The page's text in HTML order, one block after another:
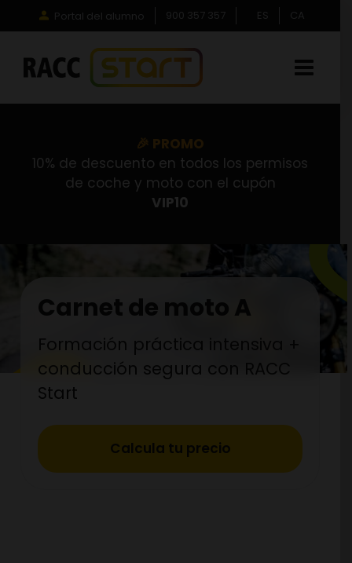
al
Portal del alumno 900 357 357 ES CA
🎉 PROMO
10% de descuento en todos los permisos
de coche y moto con el cupón
VIP10
Carnet de moto A
Formación práctica intensiva +
conducción segura con RACC
Start
Calcula tu precio